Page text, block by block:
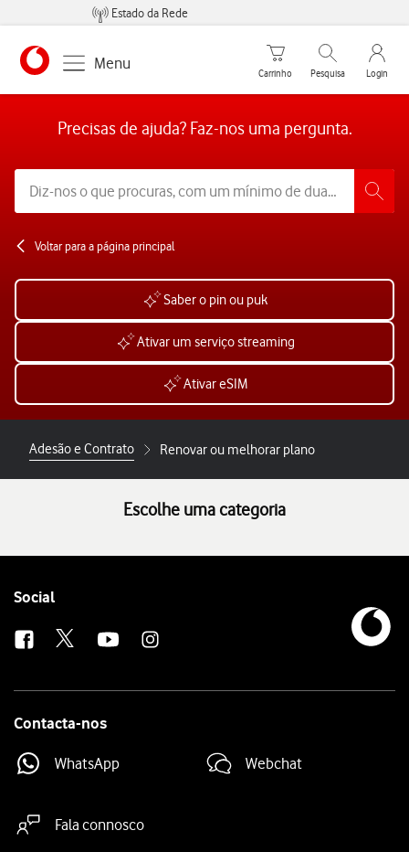
Estado da Rede
https://www.vodafone.pt
Menu
Carrinho de compras
Carrinho
Pesquisar
Pesquisa
My
Login
Precisas de ajuda? Faz-nos uma pergunta.
Voltar para a página principal
Saber o pin ou puk
Ativar um serviço streaming
Ativar eSIM
Adesão e Contrato Renovar ou melhorar plano
Escolhe uma categoria
Follow
Social
Contacta-nos
WhatsApp Webchat
Fala connosco